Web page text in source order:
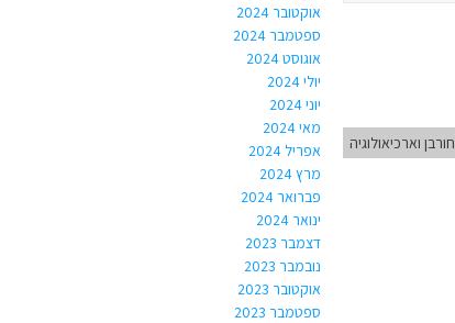
חורבן וארכיאולוגיה
אוקטובר 2024
ספטמבר 2024
אוגוסט 2024
יולי 2024
יוני 2024
מאי 2024
אפריל 2024
מרץ 2024
פברואר 2024
ינואר 2024
דצמבר 2023
נובמבר 2023
אוקטובר 2023
ספטמבר 2023